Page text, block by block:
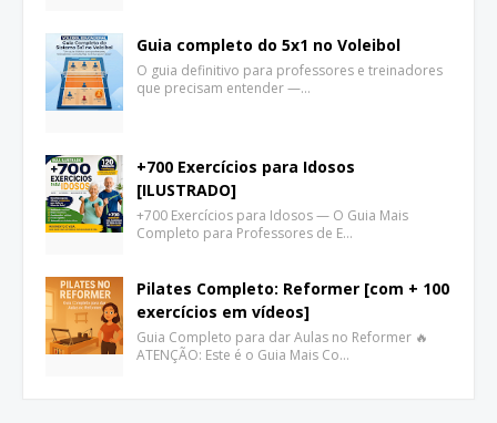
Guia completo do 5x1 no Voleibol
O guia definitivo para professores e treinadores
que precisam entender —…
+700 Exercícios para Idosos
[ILUSTRADO]
+700 Exercícios para Idosos — O Guia Mais
Completo para Professores de E…
Pilates Completo: Reformer [com + 100
exercícios em vídeos]
Guia Completo para dar Aulas no Reformer 🔥
ATENÇÃO: Este é o Guia Mais Co…